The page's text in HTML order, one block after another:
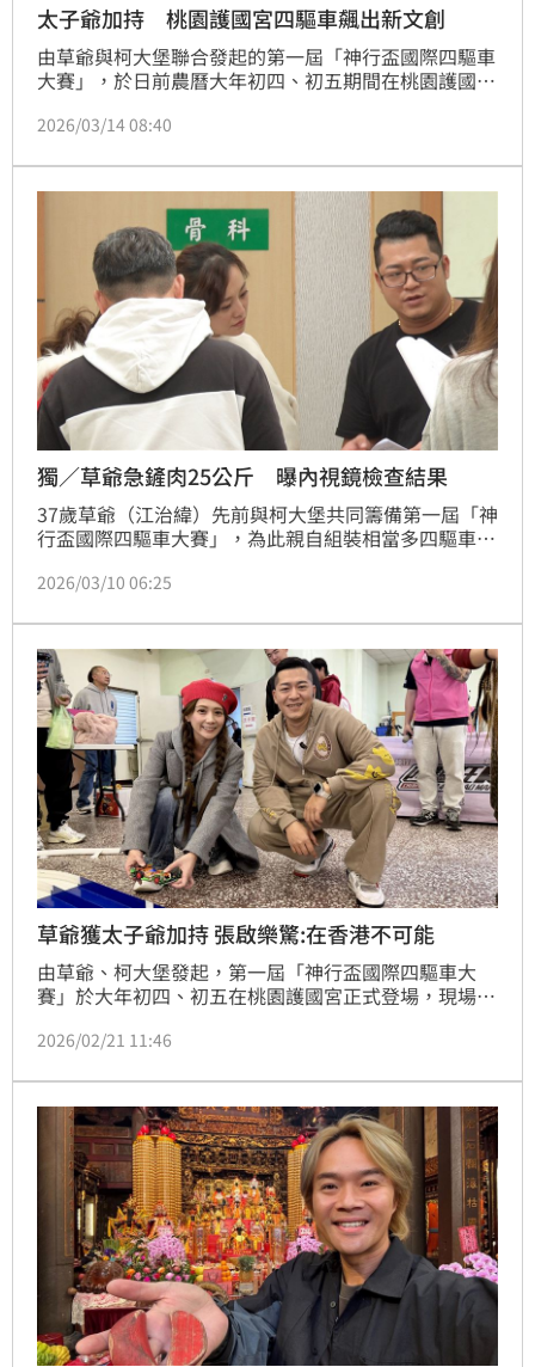
太子爺加持 桃園護國宮四驅車飆出新文創
由草爺與柯大堡聯合發起的第一屆「神行盃國際四驅車
大賽」，於日前農曆大年初四、初五期間在桃園護國宮
化與熱血四驅車競技完美融合，現場更由郭鬼鬼與柯大
領團隊進行的請神安座儀式，讓參賽者透過「鑽轎底」
獲得太子爺加持，並斥資施放百萬級煙火。
2026/03/14 08:40
獨／草爺急鏟肉25公斤 曝內視鏡檢查結果
37歲草爺（江治緯）先前與柯大堡共同籌備第一屆「神
行盃國際四驅車大賽」，為此親自組裝相當多四驅車，
用處方用藥，後續全靠飲食及運動。
2026/03/10 06:25
草爺獲太子爺加持 張啟樂驚:在香港不可能
由草爺、柯大堡發起，第一屆「神行盃國際四驅車大
賽」於大年初四、初五在桃園護國宮正式登場，現場吸
競直播方式，由郭鬼鬼、柯大堡主持賽事轉播，活動現
2026/02/21 11:46